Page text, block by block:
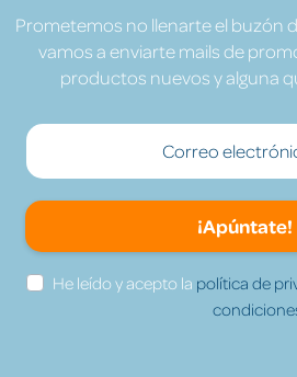
Prometemos no llenarte el buzón
vamos a enviarte mails de
productos nuevos y alguna
¡Apúntate!
He leído y acepto la política de